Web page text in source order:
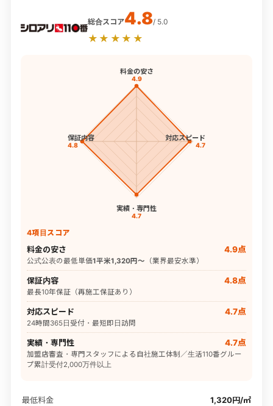
総合スコア4.8/ 5.0
★★★★★
料金の安さ
4.9
対応スピード
4.7
実績・専門性
4.7
保証内容
4.8
4項目スコア
料金の安さ 4.9点
公式公表の最低単価1平米1,320円〜 （業界最安水準）
保証内容 4.8点
最長10年保証（再施工保証あり）
対応スピード 4.7点
24時間365日受付・最短即日訪問
実績・専門性 4.7点
加盟店審査・専門スタッフによる自社施工体制／生活110番グルー
プ累計受付2,000万件以上
最低料金 1,320円/㎡